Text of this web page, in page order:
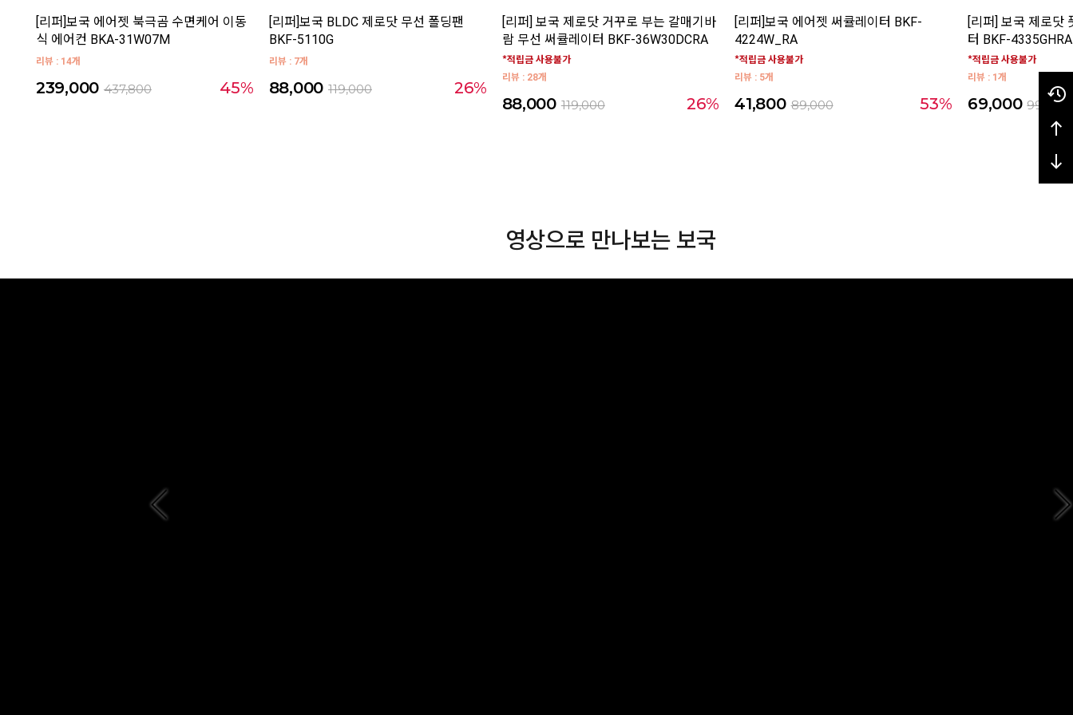
[리퍼]보국 에어젯 북극곰 수면케어 이동
식 에어컨 BKA-31W07M
리뷰 : 14개
45%
239,000 437,800
[리퍼]보국 BLDC 제로닷 무선 폴딩팬
BKF-5110G
리뷰 : 7개
26%
88,000 119,000
[리퍼] 보국 제로닷 거꾸로 부는 갈매기바
람 무선 써큘레이터 BKF-36W30DCRA
*적립금 사용불가
리뷰 : 28개
26%
88,000 119,000
[리퍼]보국 에어젯 써큘레이터 BKF-
4224W_RA
*적립금 사용불가
리뷰 : 5개
53%
41,800 89,000
[리퍼] 보국 제로닷
터 BKF-4335GHRA
*적립금 사용불가
리뷰 : 1개
69,000 99,000
영상으로 만나보는 보국